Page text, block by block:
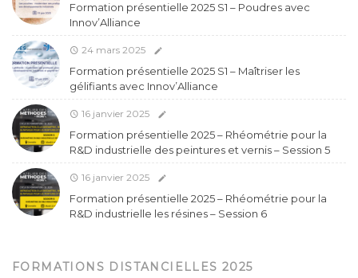
Formation présentielle 2025 S1 – Poudres avec
Innov’Alliance
24 mars 2025
Formation présentielle 2025 S1 – Maîtriser les
gélifiants avec Innov’Alliance
16 janvier 2025
Formation présentielle 2025 – Rhéométrie pour la
R&D industrielle des peintures et vernis – Session 5
16 janvier 2025
Formation présentielle 2025 – Rhéométrie pour la
R&D industrielle les résines – Session 6
FORMATIONS DISTANCIELLES 2025